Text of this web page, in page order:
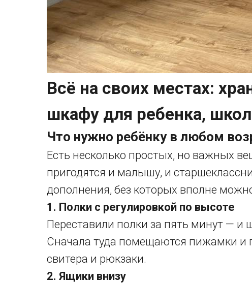
Всё на своих местах:
шкафу для ребенка,
Что нужно ребёнку в любом
Есть несколько простых, но важных
пригодятся и малышу, и
дополнения, без которых вполне
1. Полки с регулировкой по высоте
Переставили полки за пять минут — и
Сначала туда помещаются пижамки и
свитера и рюкзаки.
2. Ящики внизу